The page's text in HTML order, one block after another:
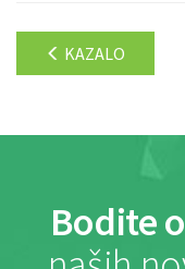
KAZALO
Bodite